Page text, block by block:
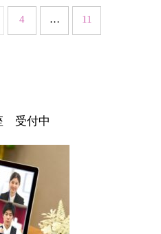
4 … 11
受付中